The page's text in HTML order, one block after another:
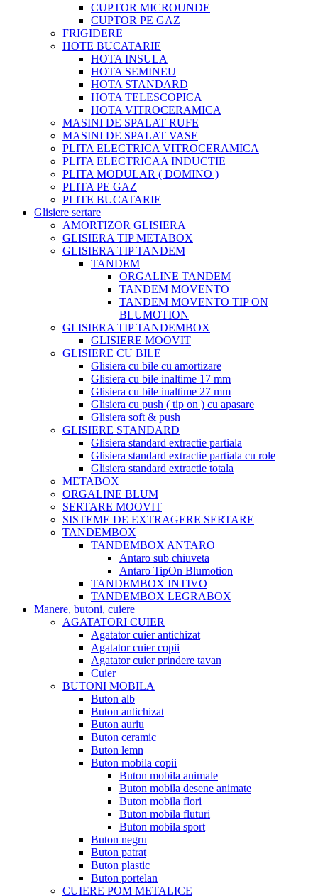
CUPTOR MICROUNDE
CUPTOR PE GAZ
FRIGIDERE
HOTE BUCATARIE
HOTA INSULA
HOTA SEMINEU
HOTA STANDARD
HOTA TELESCOPICA
HOTA VITROCERAMICA
MASINI DE SPALAT RUFE
MASINI DE SPALAT VASE
PLITA ELECTRICA VITROCERAMICA
PLITA ELECTRICAA INDUCTIE
PLITA MODULAR ( DOMINO )
PLITA PE GAZ
PLITE BUCATARIE
Glisiere sertare
AMORTIZOR GLISIERA
GLISIERA TIP METABOX
GLISIERA TIP TANDEM
TANDEM
ORGALINE TANDEM
TANDEM MOVENTO
TANDEM MOVENTO TIP ON
BLUMOTION
GLISIERA TIP TANDEMBOX
GLISIERE MOOVIT
GLISIERE CU BILE
Glisiera cu bile cu amortizare
Glisiera cu bile inaltime 17 mm
Glisiera cu bile inaltime 27 mm
Glisiera cu push ( tip on ) cu apasare
Glisiera soft & push
GLISIERE STANDARD
Glisiera standard extractie partiala
Glisiera standard extractie partiala cu role
Glisiera standard extractie totala
METABOX
ORGALINE BLUM
SERTARE MOOVIT
SISTEME DE EXTRAGERE SERTARE
TANDEMBOX
TANDEMBOX ANTARO
Antaro sub chiuveta
Antaro TipOn Blumotion
TANDEMBOX INTIVO
TANDEMBOX LEGRABOX
Manere, butoni, cuiere
AGATATORI CUIER
Agatator cuier antichizat
Agatator cuier copii
Agatator cuier prindere tavan
Cuier
BUTONI MOBILA
Buton alb
Buton antichizat
Buton auriu
Buton ceramic
Buton lemn
Buton mobila copii
Buton mobila animale
Buton mobila desene animate
Buton mobila flori
Buton mobila fluturi
Buton mobila sport
Buton negru
Buton patrat
Buton plastic
Buton portelan
CUIERE POM METALICE